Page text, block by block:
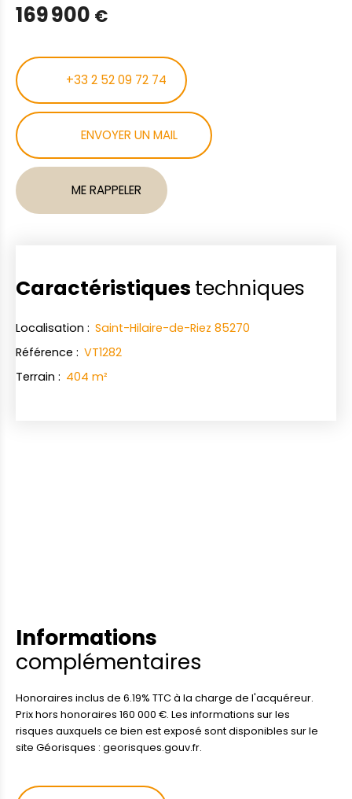
169 900 €
+33 2 52 09 72 74
ENVOYER UN MAIL
ME RAPPELER
Caractéristiques techniques
Localisation : Saint-Hilaire-de-Riez 85270
Référence : VT1282
Terrain : 404 m²
Informations
complémentaires
Honoraires inclus de 6.19% TTC à la charge de l'acquéreur.
Prix hors honoraires 160 000 €. Les informations sur les
risques auxquels ce bien est exposé sont disponibles sur le
site Géorisques : georisques.gouv.fr.